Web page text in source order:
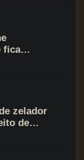
fica
contra
zelador
de